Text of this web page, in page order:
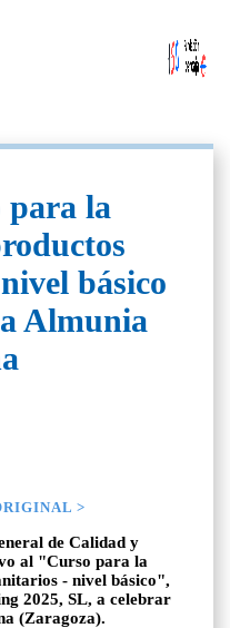
la
básico
Almunia
>
de Calidad y
al "Curso para la
- nivel básico",
2025, SL, a celebrar
(Zaragoza).